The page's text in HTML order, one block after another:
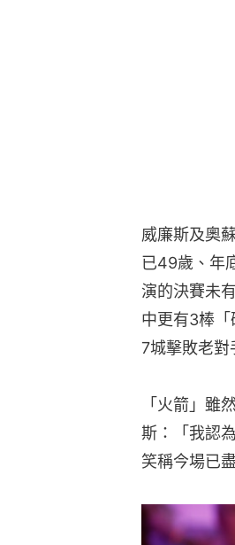
威廉斯及奧
已49歲、年
演的決賽未
中更有3棒
7城擊敗老對
「火箭」雖
斯：「我認
笑稱今場已